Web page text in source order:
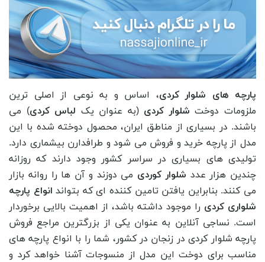
پارچه های شلوار کردی، اساس و به نوعی از اصلی ترین
ملزومات دوخت شلوار کردی (به عنوان یک لباس کردی) می
باشند. در بسیاری از مناطق ایران، محصول دوخته شده با این
مدل از پارچه خرید و فروش می شود و طرافدارن بیشماری دارد.
تولیدی های بسیاری در سراسر کشور وجود دارند که روزانه
چندین هزار عدد شلوار کوردی می دوزند و آن ها را روانه بازار
می کنند. بنابراین یافتن تامین کننده ای که بتواند انواع پارچه
شلواری کردی را موجود داشته باشد، از اهمیت بالایی برخوردار
است. نساجی آنلاین به عنوان یکی از بزرگترین مراجع فروش
پارچه شلوار کردی در زنجان در کشور، شما را با انواع پارچه های
مناسب برای دوخت این مدل از منسوجات آشنا خواهد کرد و